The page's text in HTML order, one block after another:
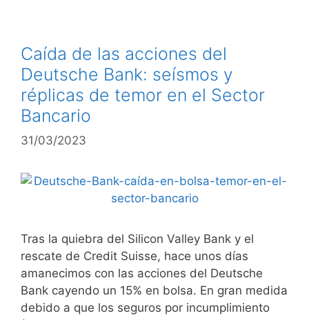
Caída de las acciones del
Deutsche Bank: seísmos y
réplicas de temor en el Sector
Bancario
31/03/2023
Tras la quiebra del Silicon Valley Bank y el
rescate de Credit Suisse, hace unos días
amanecimos con las acciones del Deutsche
Bank cayendo un 15% en bolsa. En gran medida
debido a que los seguros por incumplimiento